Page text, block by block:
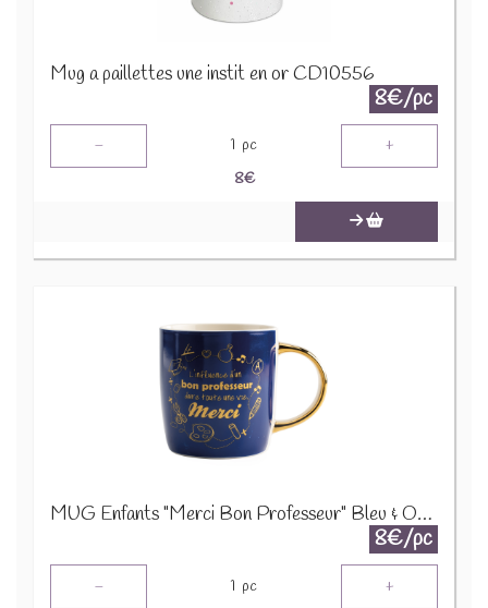
Mug a paillettes une instit en or CD10556
8€/pc
- 1 pc +
8€
MUG Enfants "Merci Bon Professeur" Bleu & Or 24759
8€/pc
- 1 pc +